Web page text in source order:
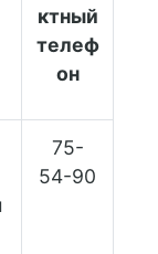
ктный
телеф
он
75-
54-90